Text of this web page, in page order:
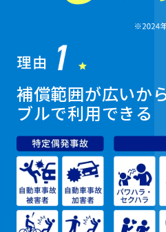
補償範囲が広いか
ブルで利用できる